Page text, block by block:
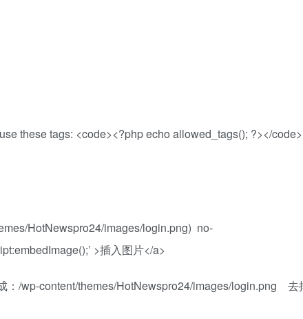
usethese tags: <code><?phpecho allowed_tags(); ?></code>
HotNewspro24/images/login.png) no-
>插入图片</a>
：/wp-content/themes/HotNewspro24/images/login.png 去